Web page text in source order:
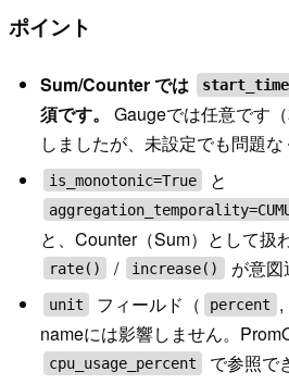
ポイント
Sum/Counter では
須です。
Gaugeでは任意です
しましたが、未設定でも問題な
is_monotonic=True と
と、Counter（Sum）として扱
rate() / increase() が意
unit フィールド（ percent ,
nameには影響しません。
cpu_usage_percent で参照で